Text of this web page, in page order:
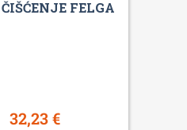
FELGA
32,23€